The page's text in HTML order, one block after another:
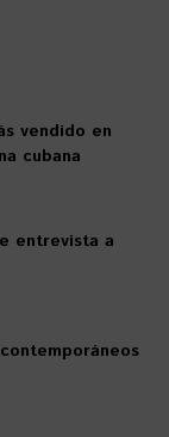
vendido en
cubana
entrevista a